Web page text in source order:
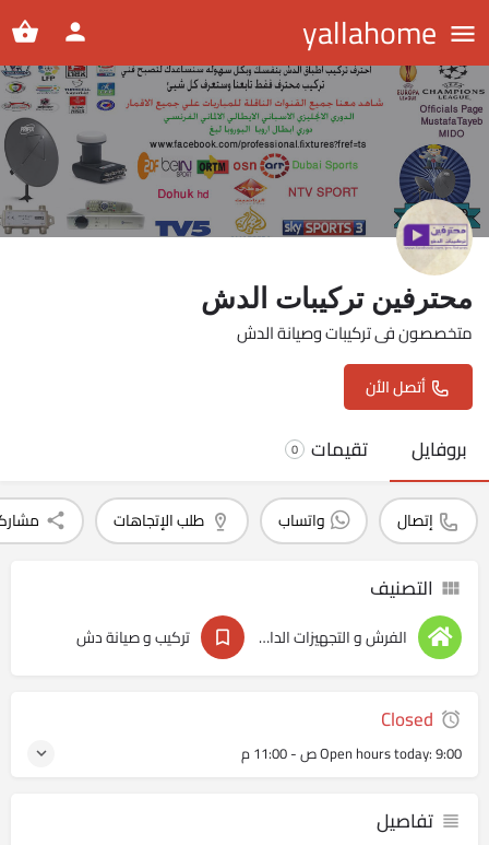
yallahome
محترفين تركيبات الدش
متخصصون فى تركيبات وصيانة الدش
أتصل الأن
بروفايل تقيمات 0
إتصال واتساب طلب الإتجاهات
التصنيف
الفرش و التجهيزات الداخليه تركيب و صيانة دش
Closed
Open hours today:9:00 ص - 11:00 م
تفاصيل